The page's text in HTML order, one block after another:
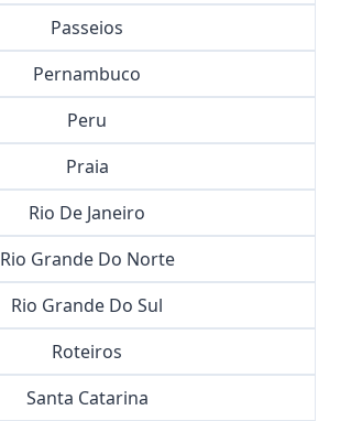
Passeios
Pernambuco
Peru
Praia
Rio De Janeiro
Rio Grande Do Norte
Rio Grande Do Sul
Roteiros
Santa Catarina